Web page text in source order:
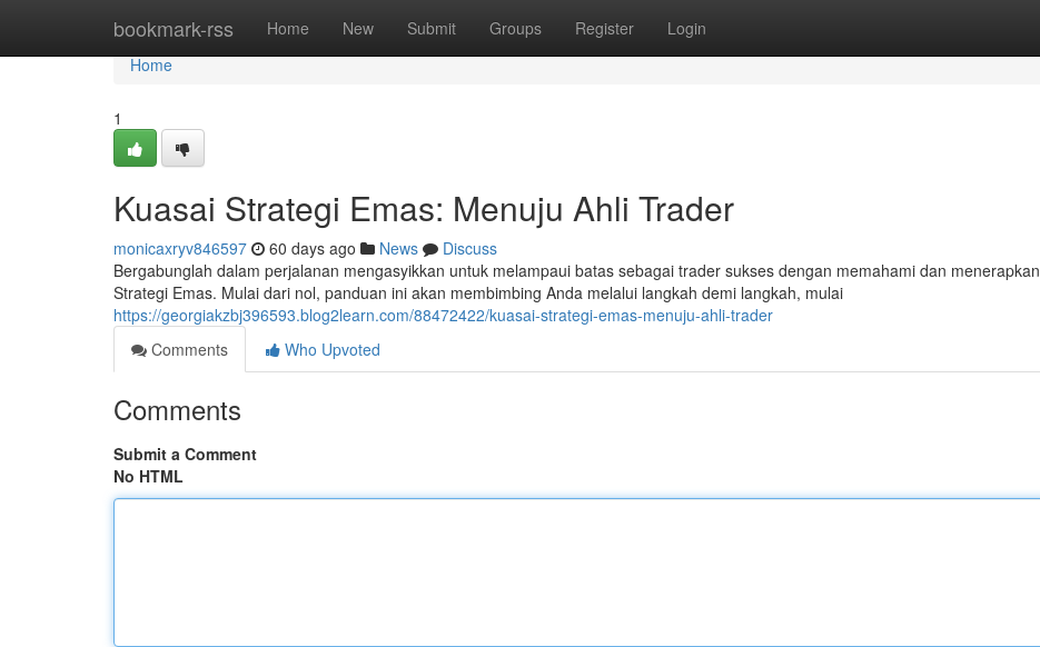
bookmark-rss Home New Submit Groups Register Login
Home
Home
1
Kuasai Strategi Emas: Menuju Ahli Trader
monicaxryv846597 60 days ago News
Discuss
Bergabunglah dalam perjalanan mengasyikkan untuk melampaui batas sebagai trader sukses dengan memahami dan menerapkan
Strategi Emas. Mulai dari nol, panduan ini akan membimbing Anda melalui langkah demi langkah, mulai
https://georgiakzbj396593.blog2learn.com/88472422/kuasai-strategi-emas-menuju-ahli-trader
Comments
Who Upvoted
Comments
Submit a Comment
No HTML